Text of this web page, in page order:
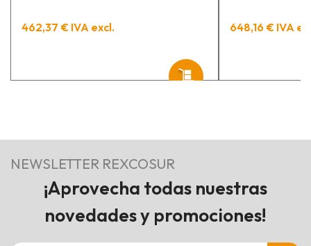
462,37 € IVA excl. 648,16 € IVA
NEWSLETTER REXCOSUR
¡Aprovecha todas nuestras
novedades y promociones!